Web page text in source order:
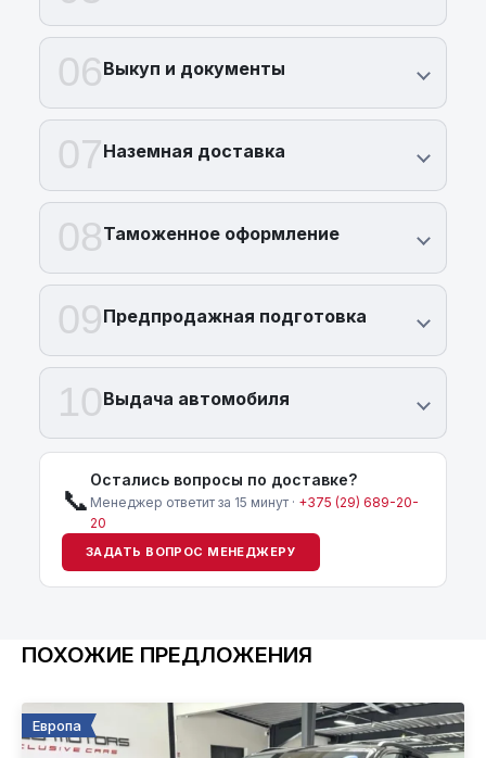
06Выкуп и документы
07Наземная доставка
08Таможенное оформление
09Предпродажная подготовка
10Выдача автомобиля
📞
Остались вопросы по доставке?
Менеджер ответит за 15 минут · +375 (29) 689-20-
20
ЗАДАТЬ ВОПРОС МЕНЕДЖЕРУ
ПОХОЖИЕ ПРЕДЛОЖЕНИЯ
Европа